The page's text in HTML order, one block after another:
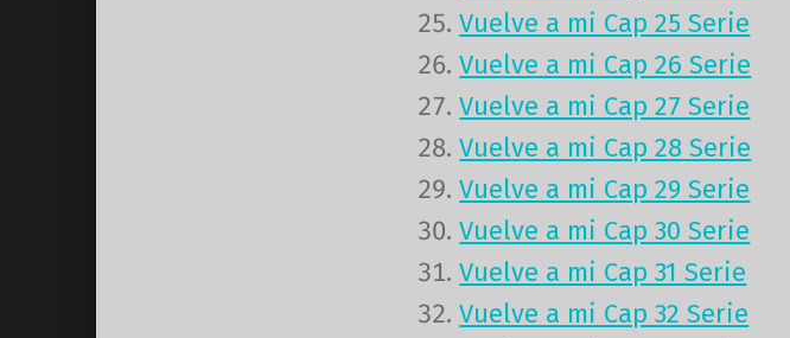
Vuelve a mi Cap 25 Serie
Vuelve a mi Cap 26 Serie
Vuelve a mi Cap 27 Serie
Vuelve a mi Cap 28 Serie
Vuelve a mi Cap 29 Serie
Vuelve a mi Cap 30 Serie
Vuelve a mi Cap 31 Serie
Vuelve a mi Cap 32 Serie